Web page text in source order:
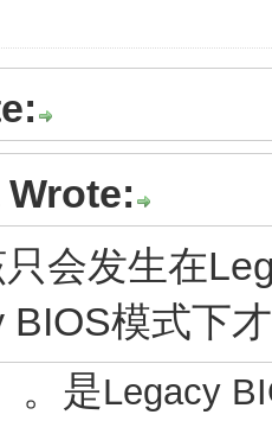
会发生在
BIOS模式下
。是Legacy